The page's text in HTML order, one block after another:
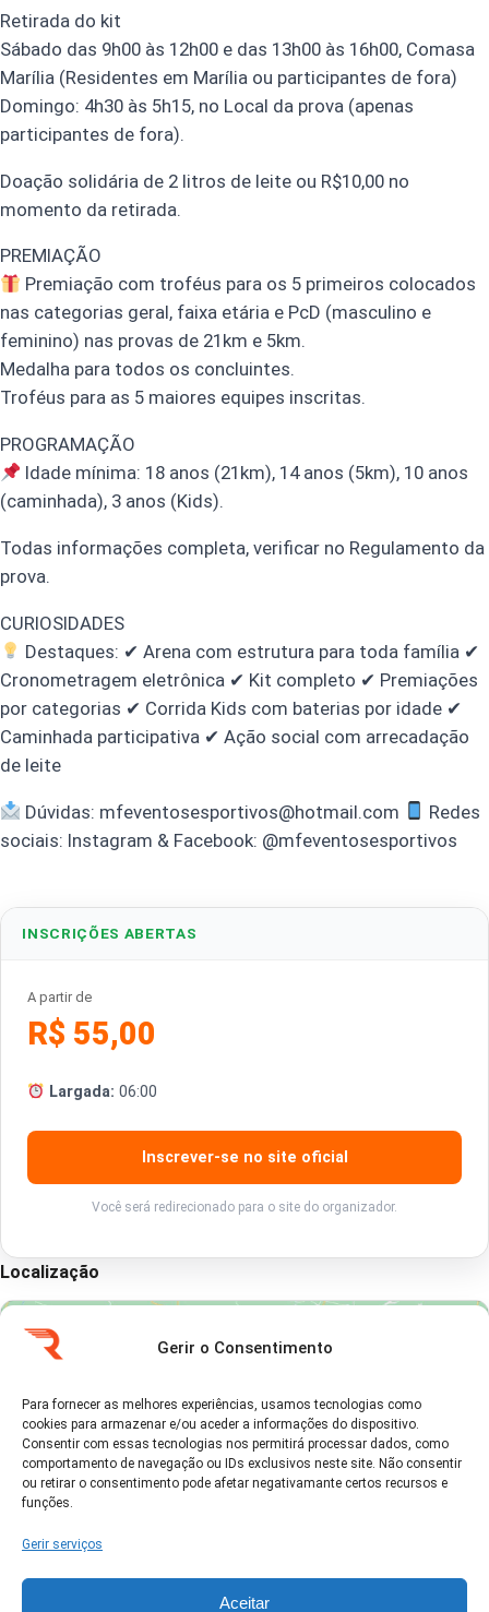
Gerir o Consentimento
Para fornecer as melhores experiências, usamos tecnologias como
cookies para armazenar e/ou aceder a informações do dispositivo.
Consentir com essas tecnologias nos permitirá processar dados, como
comportamento de navegação ou IDs exclusivos neste site. Não consentir
ou retirar o consentimento pode afetar negativamante certos recursos e
funções.
Gerir serviços
Aceitar
Retirada do kit
Sábado das 9h00 às 12h00 e das 13h00 às 16h00, Comasa
Marília (Residentes em Marília ou participantes de fora)
Domingo: 4h30 às 5h15, no Local da prova (apenas
participantes de fora).
Doação solidária de 2 litros de leite ou R$10,00 no
momento da retirada.
PREMIAÇÃO
Premiação com troféus para os 5 primeiros colocados
nas categorias geral, faixa etária e PcD (masculino e
feminino) nas provas de 21km e 5km.
Medalha para todos os concluintes.
Troféus para as 5 maiores equipes inscritas.
PROGRAMAÇÃO
Idade mínima: 18 anos (21km), 14 anos (5km), 10 anos
(caminhada), 3 anos (Kids).
Todas informações completa, verificar no Regulamento da
prova.
CURIOSIDADES
Destaques: ✔ Arena com estrutura para toda família ✔
Cronometragem eletrônica ✔ Kit completo ✔ Premiações
por categorias ✔ Corrida Kids com baterias por idade ✔
Caminhada participativa ✔ Ação social com arrecadação
de leite
Dúvidas: mfeventosesportivos@hotmail.com
Redes
sociais: Instagram & Facebook: @mfeventosesportivos
INSCRIÇÕES ABERTAS
A partir de
R$ 55,00
Largada: 06:00
Inscrever-se no site oficial
Você será redirecionado para o site do organizador.
Localização
Clique em 'Concordo' para ativar Google
maps
Política de Cookies